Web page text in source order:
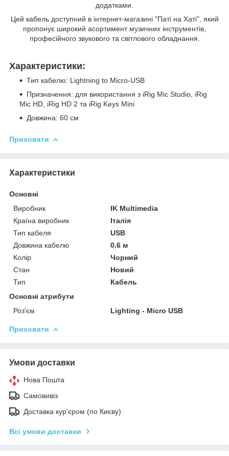
додатками.
Цей кабель доступний в інтернет-магазині "Паті на Хаті", який
пропонує широкий асортимент музичних інструментів,
професійного звукового та світлового обладнання.
Характеристики:
Тип кабелю: Lightning to Micro-USB
Призначення: для використання з iRig Mic Studio, iRig
Mic HD, iRig HD 2 та iRig Keys Mini
Довжина: 60 см
Приховати
Характеристики
Основні
Виробник
IK Multimedia
Країна виробник
Італія
Тип кабеля
USB
Довжина кабелю
0.6 м
Колір
Чорний
Стан
Новий
Тип
Кабель
Основні атрибути
Роз'єм
Lighting - Micro USB
Приховати
Умови доставки
Нова Пошта
Самовивіз
Доставка кур'єром (по Києву)
Всі умови доставки